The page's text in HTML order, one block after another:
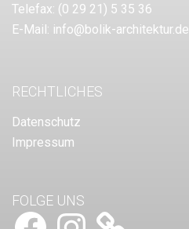
Telefax: (0 29 21) 5 35 36
E-Mail: info@bolik-architektur.de
RECHTLICHES
Datenschutz
Impressum
FOLGE UNS
FacebookInstagram